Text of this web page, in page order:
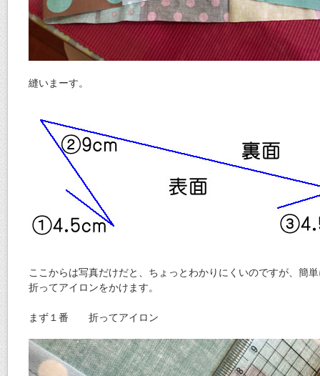
縫いまーす。
ここからは写真だけだと、ちょっとわかりにくいのですが、簡
折ってアイロンをかけます。
まず１番 折ってアイロン